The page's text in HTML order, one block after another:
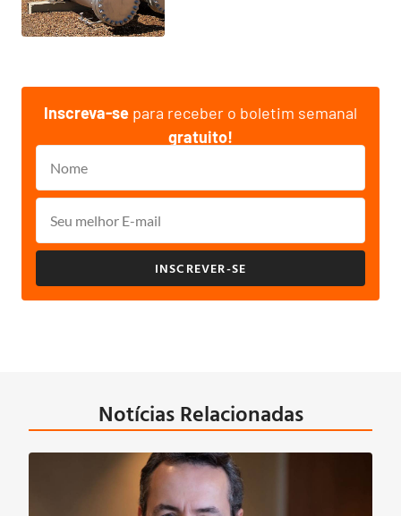
Inscreva-se para receber o boletim semanal
gratuito!
INSCREVER-SE
Notícias Relacionadas